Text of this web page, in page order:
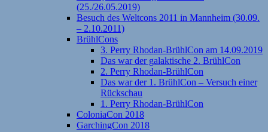
(25./26.05.2019)
Besuch des Weltcons 2011 in Mannheim (30.09.
– 2.10.2011)
BrühlCons
3. Perry Rhodan-BrühlCon am 14.09.2019
Das war der galaktische 2. BrühlCon
2. Perry Rhodan-BrühlCon
Das war der 1. BrühlCon – Versuch einer
Rückschau
1. Perry Rhodan-BrühlCon
ColoniaCon 2018
GarchingCon 2018